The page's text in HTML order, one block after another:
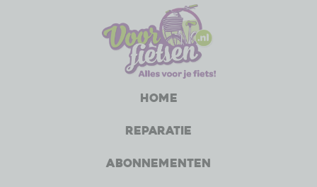
Home
Reparatie
Abonnementen